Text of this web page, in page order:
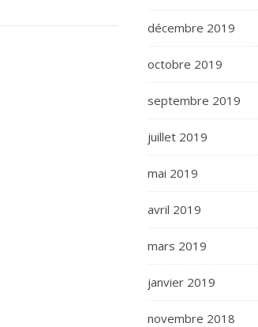
décembre 2019
octobre 2019
septembre 2019
juillet 2019
mai 2019
avril 2019
mars 2019
janvier 2019
novembre 2018